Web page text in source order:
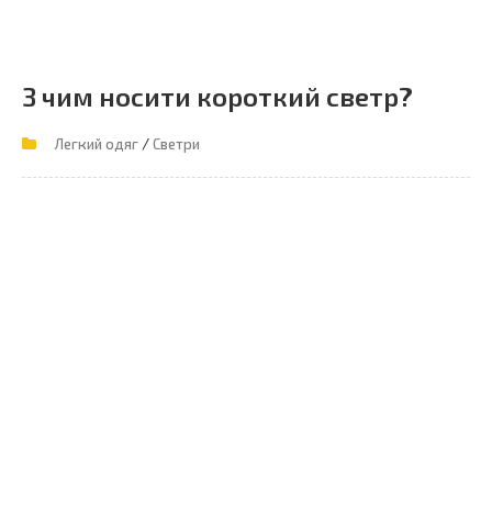
З чим носити короткий светр?
Легкий одяг /Светри